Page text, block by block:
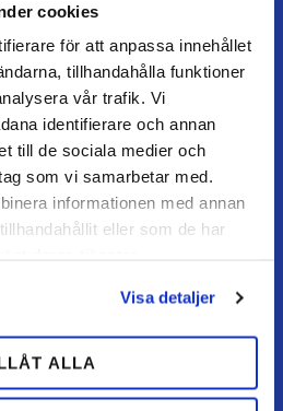
cookies
för att anpassa innehållet
tillhandahålla funktioner
vår trafik. Vi
identifierare och annan
till de sociala medier och
som vi samarbetar med.
informationen med annan
eller som de har
Visa detaljer
ALLA